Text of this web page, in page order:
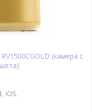
(камера с
iOS.